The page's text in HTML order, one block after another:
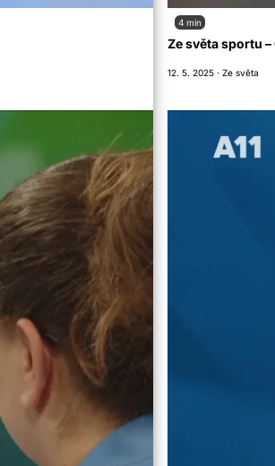
4 min
Ze světa sportu –
12. 5. 2025 · Ze světa